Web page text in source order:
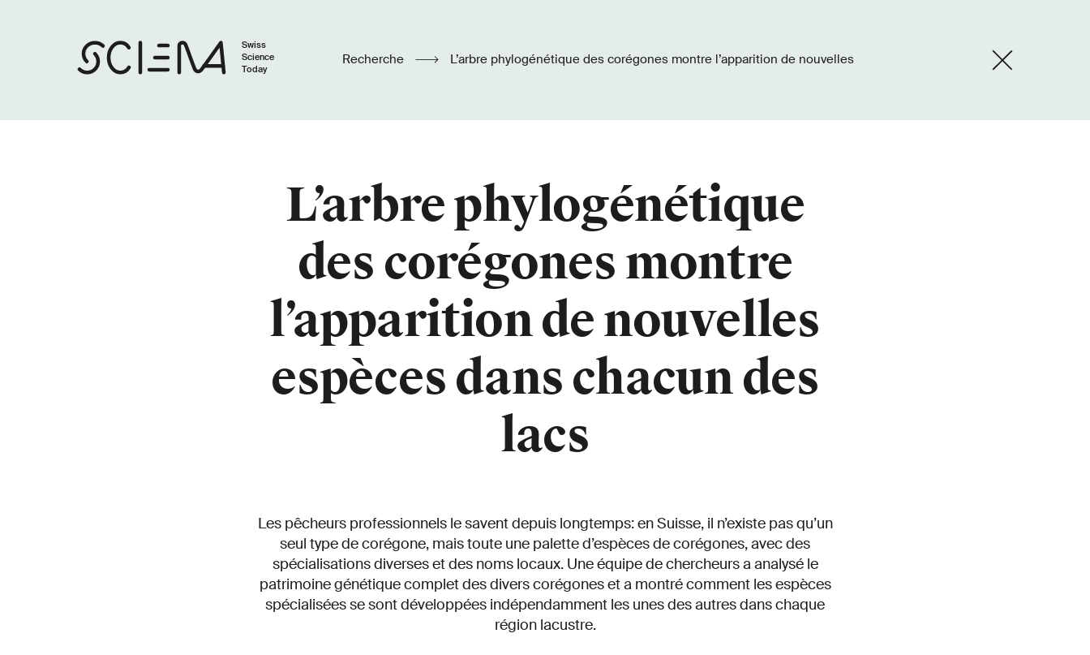
Swiss
Science
Today
Recherche
L’arbre phylogénétique
des corégones montre
l’apparition de nouvelles
espèces dans chacun des
lacs
Les pêcheurs professionnels le savent depuis longtemps: en Suisse, il n’existe pas qu’un
seul type de corégone, mais toute une palette d’espèces de corégones, avec des
spécialisations diverses et des noms locaux. Une équipe de chercheurs a analysé le
patrimoine génétique complet des divers corégones et a montré comment les espèces
spécialisées se sont développées indépendamment les unes des autres dans chaque
région lacustre.